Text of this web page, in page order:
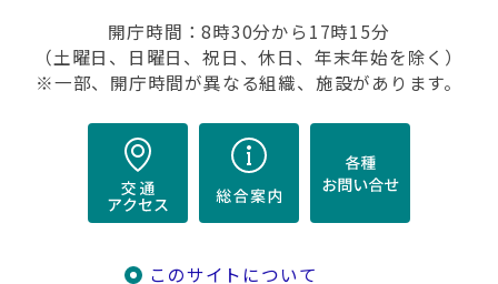
開庁時間：8時30分から17時15分
（土曜日、日曜日、祝日、休日、年末年始を除く）
※一部、開庁時間が異なる組織、施設があります。
このサイトについて